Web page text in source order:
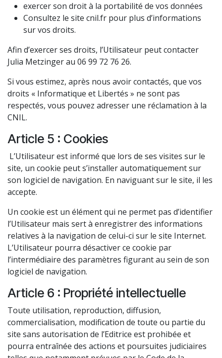
exercer son droit à la portabilité de vos données
Consultez le site cnil.fr pour plus d’informations
sur vos droits.
Afin d’exercer ses droits, l’Utilisateur peut contacter
Julia Metzinger au 06 99 72 76 26.
Si vous estimez, après nous avoir contactés, que vos
droits « Informatique et Libertés » ne sont pas
respectés, vous pouvez adresser une réclamation à la
CNIL.
Article 5 : Cookies
L’Utilisateur est informé que lors de ses visites sur le
site, un cookie peut s’installer automatiquement sur
son logiciel de navigation. En naviguant sur le site, il les
accepte.
Un cookie est un élément qui ne permet pas d’identifier
l’Utilisateur mais sert à enregistrer des informations
relatives à la navigation de celui-ci sur le site Internet.
L’Utilisateur pourra désactiver ce cookie par
l’intermédiaire des paramètres figurant au sein de son
logiciel de navigation.
Article 6 : Propriété intellectuelle
Toute utilisation, reproduction, diffusion,
commercialisation, modification de toute ou partie du
site sans autorisation de l’Editrice est prohibée et
pourra entraînée des actions et poursuites judiciaires